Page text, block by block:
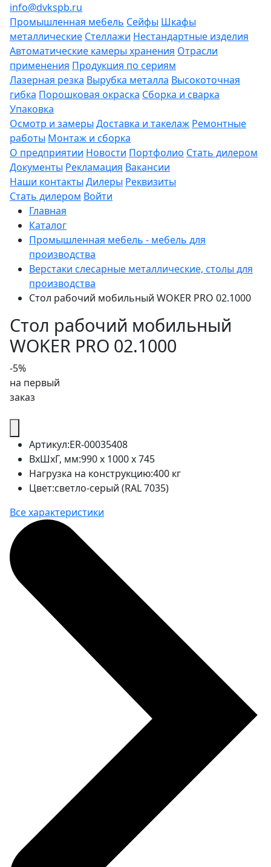
info@dvkspb.ru
Промышленная мебель Сейфы Шкафы
металлические Стеллажи Нестандартные изделия
Автоматические камеры хранения Отрасли
применения Продукция по сериям
Лазерная резка Вырубка металла Высокоточная
гибка Порошковая окраска Сборка и сварка
Упаковка
Осмотр и замеры Доставка и такелаж Ремонтные
работы Монтаж и сборка
О предприятии Новости Портфолио Стать дилером
Документы Рекламация Вакансии
Наши контакты Дилеры Реквизиты
Стать дилером Войти
Главная
Каталог
Промышленная мебель - мебель для
производства
Верстаки слесарные металлические, столы для
производства
Стол рабочий мобильный WOKER PRO 02.1000
Стол рабочий мобильный
WOKER PRO 02.1000
-5%
на первый
заказ
Артикул:ER-00035408
ВхШхГ, мм:990 x 1000 x 745
Нагрузка на конструкцию:400 кг
Цвет:светло-серый (RAL 7035)
Все характеристики